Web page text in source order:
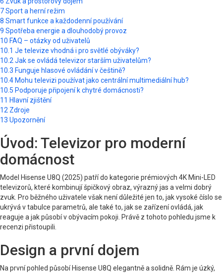
7Sport a herní režim
8 Smart funkce a každodenní používání
9 Spotřeba energie a dlouhodobý provoz
10 FAQ – otázky od uživatelů
10.1 Je televize vhodná i pro světlé obýváky?
10.2Jak se ovládá televizor starším uživatelům?
10.3 Funguje hlasové ovládání v češtině?
10.4 Mohu televizi používat jako centrální multimediální hub?
10.5 Podporuje připojení k chytré domácnosti?
11 Hlavní zjištění
12 Zdroje
13 Upozornění
Úvod: Televizor pro moderní
domácnost
Model Hisense U8Q (2025) patří do kategorie prémiových 4K Mini-LED
televizorů, které kombinují špičkový obraz, výrazný jas a velmi dobrý
zvuk. Pro běžného uživatele však není důležité jen to, jak vysoké číslo se
ukrývá v tabulce parametrů, ale také to, jak se zařízení ovládá, jak
reaguje a jak působí v obývacím pokoji. Právě z tohoto pohledu jsme k
recenzi přistoupili.
Design a první dojem
Na první pohled působí Hisense U8Q elegantně a solidně. Rám je úzký,